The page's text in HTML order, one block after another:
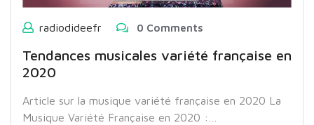
radiodideefr 0 Comments
Tendances musicales variété française en
2020
Article sur la musique variété française en 2020 La
Musique Variété Française en 2020 :…